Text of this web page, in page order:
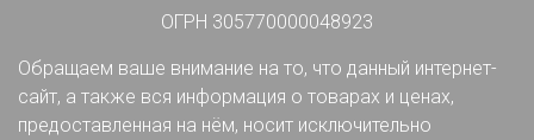
ОГРН 305770000048923
Обращаем ваше внимание на то, что данный интернет-
сайт, а также вся информация о товарах и ценах,
предоставленная на нём, носит исключительно